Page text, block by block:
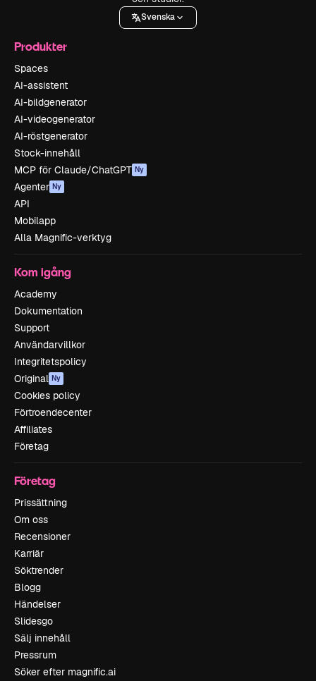
Svenska
Produkter
Spaces
AI-assistent
AI-bildgenerator
AI-videogenerator
AI-röstgenerator
Stock-innehåll
MCP för Claude/ChatGPT Ny
Agenter Ny
API
Mobilapp
Alla Magnific-verktyg
Kom igång
Academy
Dokumentation
Support
Användarvillkor
Integritetspolicy
Original Ny
Cookies policy
Förtroendecenter
Affiliates
Företag
Företag
Prissättning
Om oss
Recensioner
Karriär
Söktrender
Blogg
Händelser
Slidesgo
Sälj innehåll
Pressrum
Söker efter magnific.ai